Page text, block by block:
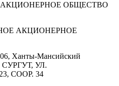
ОБЩЕСТВО
АКЦИОНЕРНОЕ
Ханты-Мансийский
СУРГУТ, УЛ.
СООР. 34